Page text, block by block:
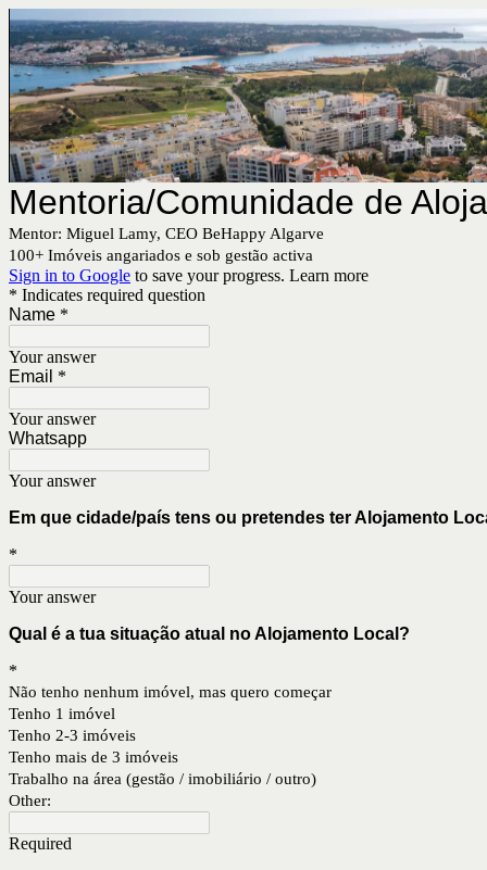
Mentoria/Comunidade de
Mentor: Miguel Lamy, CEO BeHappy Algarve
100+ Imóveis angariados e sob gestão activa
Sign in to Google to save your progress. Learn more
* Indicates required question
Name *
Your answer
Email *
Your answer
Whatsapp
Your answer
Em que cidade/país tens ou pretendes ter Alojamento
*
Your answer
Qual é a tua situação atual no Alojamento Local?
*
Não tenho nenhum imóvel, mas quero começar
Tenho 1 imóvel
Tenho 2-3 imóveis
Tenho mais de 3 imóveis
Trabalho na área (gestão / imobiliário / outro)
Other:
Required